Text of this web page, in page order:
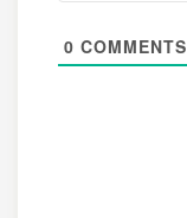
0 COMMENTS